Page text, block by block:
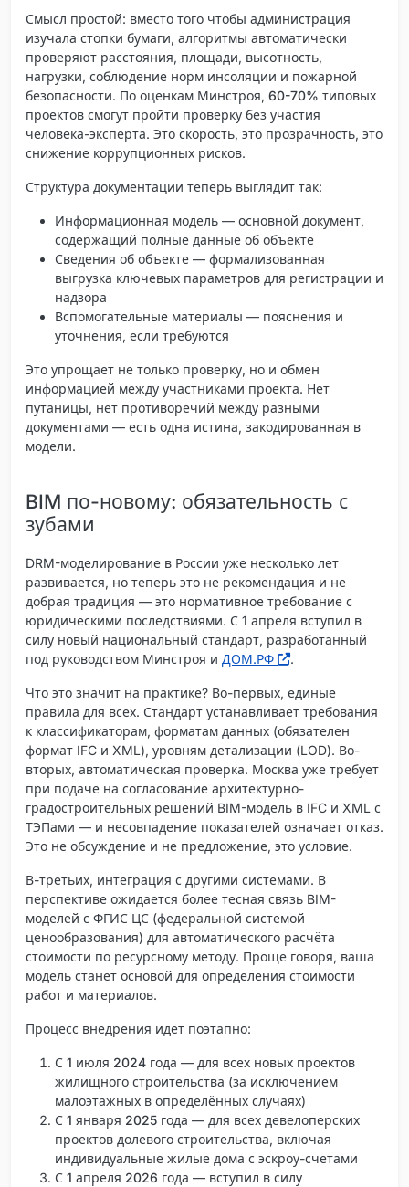
Смысл простой: вместо того чтобы администрация
изучала стопки бумаги, алгоритмы автоматически
проверяют расстояния, площади, высотность,
нагрузки, соблюдение норм инсоляции и пожарной
безопасности. По оценкам Минстроя, 60-70% типовых
проектов смогут пройти проверку без участия
человека-эксперта. Это скорость, это прозрачность, это
снижение коррупционных рисков.
Структура документации теперь выглядит так:
Информационная модель — основной документ,
содержащий полные данные об объекте
Сведения об объекте — формализованная
выгрузка ключевых параметров для регистрации и
надзора
Вспомогательные материалы — пояснения и
уточнения, если требуются
Это упрощает не только проверку, но и обмен
информацией между участниками проекта. Нет
путаницы, нет противоречий между разными
документами — есть одна истина, закодированная в
модели.
BIM по-новому: обязательность с
зубами
DRM-моделирование в России уже несколько лет
развивается, но теперь это не рекомендация и не
добрая традиция — это нормативное требование с
юридическими последствиями. С 1 апреля вступил в
силу новый национальный стандарт, разработанный
под руководством Минстроя и ДОМ.РФ .
Что это значит на практике? Во-первых, единые
правила для всех. Стандарт устанавливает требования
к классификаторам, форматам данных (обязателен
формат IFC и XML), уровням детализации (LOD). Во-
вторых, автоматическая проверка. Москва уже требует
при подаче на согласование архитектурно-
градостроительных решений BIM-модель в IFC и XML с
ТЭПами — и несовпадение показателей означает отказ.
Это не обсуждение и не предложение, это условие.
В-третьих, интеграция с другими системами. В
перспективе ожидается более тесная связь BIM-
моделей с ФГИС ЦС (федеральной системой
ценообразования) для автоматического расчёта
стоимости по ресурсному методу. Проще говоря, ваша
модель станет основой для определения стоимости
работ и материалов.
Процесс внедрения идёт поэтапно:
С 1 июля 2024 года — для всех новых проектов
жилищного строительства (за исключением
малоэтажных в определённых случаях)
С 1 января 2025 года — для всех девелоперских
проектов долевого строительства, включая
индивидуальные жилые дома с эскроу-счетами
С 1 апреля 2026 года — вступил в силу